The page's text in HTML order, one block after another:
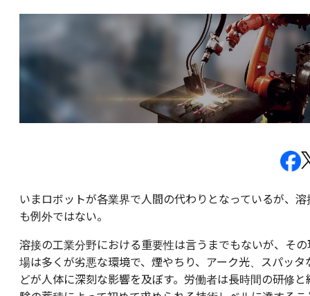
いまロボットが各業界で人間の代わりとなっているが、溶
も例外ではない。
溶接の工業分野における重要性は言うまでもないが、その
場は多くが劣悪な環境で、煙やちり、アーク光、スパッタ
どが人体に深刻な影響を及ぼす。労働者は長時間の研修と